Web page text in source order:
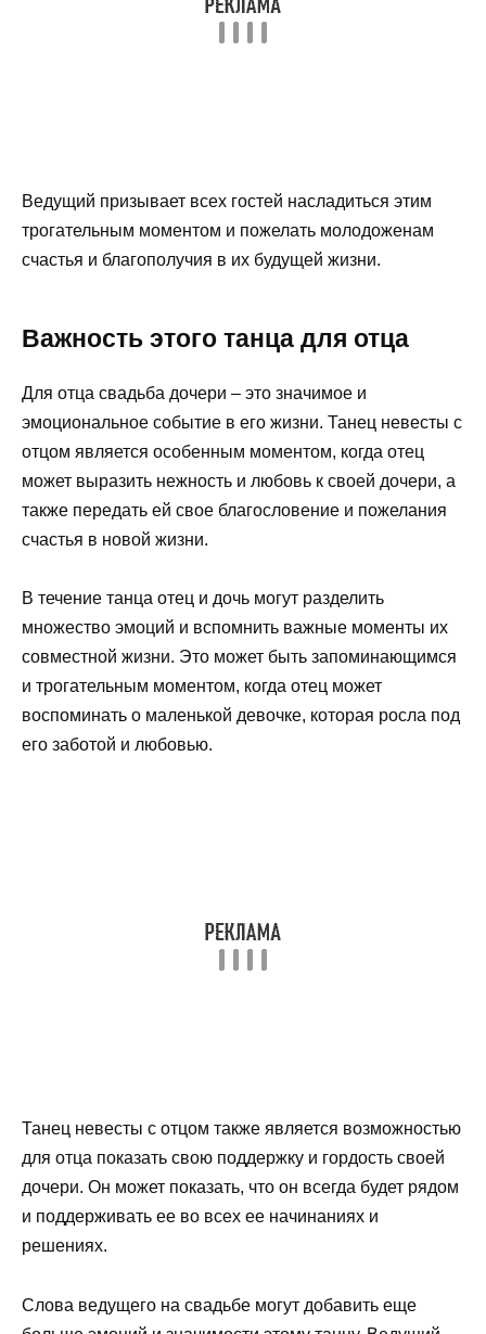
Ведущий призывает всех гостей насладиться этим
трогательным моментом и пожелать молодоженам
счастья и благополучия в их будущей жизни.
Важность этого танца для отца
Для отца свадьба дочери – это значимое и
эмоциональное событие в его жизни. Танец невесты с
отцом является особенным моментом, когда отец
может выразить нежность и любовь к своей дочери, а
также передать ей свое благословение и пожелания
счастья в новой жизни.
В течение танца отец и дочь могут разделить
множество эмоций и вспомнить важные моменты их
совместной жизни. Это может быть запоминающимся
и трогательным моментом, когда отец может
воспоминать о маленькой девочке, которая росла под
его заботой и любовью.
Танец невесты с отцом также является возможностью
для отца показать свою поддержку и гордость своей
дочери. Он может показать, что он всегда будет рядом
и поддерживать ее во всех ее начинаниях и
решениях.
Слова ведущего на свадьбе могут добавить еще